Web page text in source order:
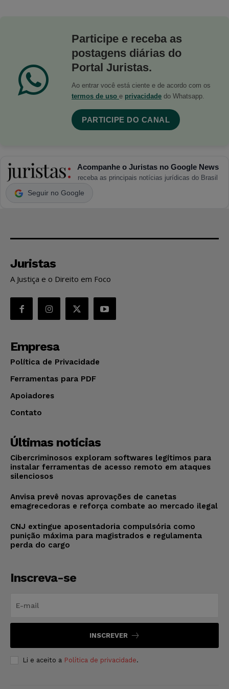
Participe e receba as
postagens diárias do
Portal Juristas.
Ao entrar você está ciente e de acordo com os
termos de uso e privacidade do Whatsapp.
PARTICIPE DO CANAL
Acompanhe o Juristas no Google News
receba as principais notícias jurídicas do Brasil
Seguir no Google
Juristas
A Justiça e o Direito em Foco
Empresa
Política de Privacidade
Ferramentas para PDF
Apoiadores
Contato
Últimas notícias
Cibercriminosos exploram softwares legítimos para
instalar ferramentas de acesso remoto em ataques
silenciosos
Anvisa prevê novas aprovações de canetas
emagrecedoras e reforça combate ao mercado ilegal
CNJ extingue aposentadoria compulsória como
punição máxima para magistrados e regulamenta
perda do cargo
Inscreva-se
INSCREVER
Li e aceito a Política de privacidade.